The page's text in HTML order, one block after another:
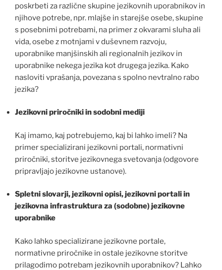
poskrbeti za različne skupine jezikovnih uporabnikov in
njihove potrebe, npr. mlajše in starejše osebe, skupine
s posebnimi potrebami, na primer z okvarami sluha ali
vida, osebe z motnjami v duševnem razvoju,
uporabnike manjšinskih ali regionalnih jezikov in
uporabnike nekega jezika kot drugega jezika. Kako
nasloviti vprašanja, povezana s spolno nevtralno rabo
jezika?
Jezikovni priročniki in sodobni mediji
Kaj imamo, kaj potrebujemo, kaj bi lahko imeli? Na
primer specializirani jezikovni portali, normativni
priročniki, storitve jezikovnega svetovanja (odgovore
pripravljajo jezikovne ustanove).
Spletni slovarji, jezikovni opisi, jezikovni portali in
jezikovna infrastruktura za (sodobne) jezikovne
uporabnike
Kako lahko specializirane jezikovne portale,
normativne priročnike in ostale jezikovne storitve
prilagodimo potrebam jezikovnih uporabnikov? Lahko